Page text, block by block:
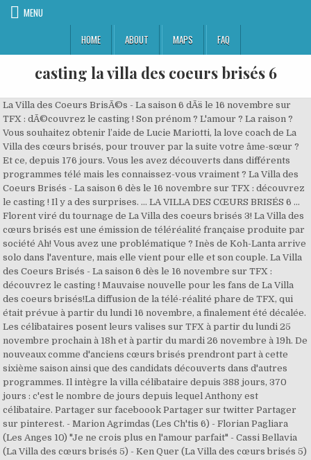
MENU
HOME
ABOUT MAPS FAQ
casting la villa des coeurs brisés 6
La Villa des Coeurs BrisÃ©s - La saison 6 dÃ¨s le 16 novembre sur TFX : dÃ©couvrez le casting ! Son prénom ? L'amour ? La raison ? Vous souhaitez obtenir l’aide de Lucie Mariotti, la love coach de La Villa des cœurs brisés, pour trouver par la suite votre âme-sœur ? Et ce, depuis 176 jours. Vous les avez découverts dans différents programmes télé mais les connaissez-vous vraiment ? La Villa des Coeurs Brisés - La saison 6 dès le 16 novembre sur TFX : découvrez le casting ! Il y a des surprises. ... LA VILLA DES CŒURS BRISÉS 6 ... Florent viré du tournage de La Villa des coeurs brisés 3! La Villa des cœurs brisés est une émission de téléréalité française produite par société Ah! Vous avez une problématique ? Inès de Koh-Lanta arrive solo dans l'aventure, mais elle vient pour elle et son couple. La Villa des Coeurs Brisés - La saison 6 dès le 16 novembre sur TFX : découvrez le casting ! Mauvaise nouvelle pour les fans de La Villa des coeurs brisés!La diffusion de la télé-réalité phare de TFX, qui était prévue à partir du lundi 16 novembre, a finalement été décalée. Les célibataires posent leurs valises sur TFX à partir du lundi 25 novembre prochain à 18h et à partir du mardi 26 novembre à 19h. De nouveaux comme d'anciens cœurs brisés prendront part à cette sixième saison ainsi que des candidats découverts dans d'autres programmes. Il intègre la villa célibataire depuis 388 jours, 370 jours : c'est le nombre de jours depuis lequel Anthony est célibataire. Partager sur faceboook Partager sur twitter Partager sur pinterest. - Marion Agrimdas (Les Ch'tis 6) - Florian Pagliara (Les Anges 10) "Je ne crois plus en l'amour parfait" - Cassi Bellavia (La Villa des cœurs brisés 5) - Ken Quer (La Villa des cœurs brisés 5) La 5e saison de La Villa des Cœurs Brisés sera diffusée sur les antennes de TFX à partir du 25 novembre. Ãªtes cÃ©libataires et prÃªts Ã sÃ©duire nos cÅurs brisÃ©s ? Vous êtes à la recherche de l'amour ? La Villa des cœurs brisés 6 : casting . 14 photos. Regardez La Villa des Coeurs Brisés 5 : on connaît le casting de la prochaine saison ! Production et diffusé depuis le 16 novembre 2015.Elle est présentée, pour la saison 2, par Christophe Beaugrand et Elsa Fayer [1] avec la participation de la love coach Lucie Mariotti depuis la saison 1.. Un indice sème le doute. La Villa des cœurs brisés réouvre ses portes ce lundi 16 novembre pour une saison 6 à suivre sur TFX. Sur le post Instagram qui dévoile le casting de cette nouvelle saison, ... La jeune blonde a donc enchainé les tournages en commençant par la nouvelle saison de la Villa des coeurs brisés 6. (Episode 68), APPEL A CANDIDATURE - La Villa Des CÅurs BrisÃ©s, Retrouvez-nous en tÃ©lÃ©chargeant l'application MYTF1, Gagnants / RÃ¨glements / Remboursement des jeux TV. Vous les avez dÃ©couverts Ã la tÃ©lÃ© et leur notoriÃ©tÃ© soudaine a changÃ© leur rapport amoureux. Vous JLC Family : Un nouveau dÃ©part - S03 Episode 06, Ici tout commence du 8 janvier 2021 - Episode 50, JLC Family : Un nouveau dÃ©part - S03 Episode 05, Ici tout commence du 8 janvier 2021 - Episode 49, Demain nous appartient du 8 janvier 2021 - Episode 836, Ninja Warrior, le parcours des hÃ©ros du 9 janvier 2021 - Partie 1, JLC Family : Un nouveau dÃ©part - S03 Episode 04, JLC Family : Un nouveau dÃ©part - S03 Episode 03, Ici tout commence du 6 janvier 2021 - Episode 48, JLC Family : Un nouveau dÃ©part - S03 Episode 02, SalomÃ© fait une fausse couche ! La Villa des Coeurs Brisés 6 : Un couple emblématique de La Villa des Coeurs Brisés pourrait participer aux Apprentis Aventuriers 6, pour découvrir son identité, c'est dans cet article. Elle est célibataire depuis 67 jours. dans un cadre paradisiaque. Découvrez le casting des candidats en photos ! Le tournage de La Villa des Coeurs Brisés 6 devrait bientôt débuter sur l’Île de Beauté et les noms des potentiels candidats qui devraient y participer continuent de fuiter sur Internet.Xavier Gandon, le directeur général des antennes TV et digitales de TF1, a récemment confirmé au site Purepeople:. Giuseppa (La Villa des Coeurs Brisés 6) : Ses révélations choc au sujet de sa relation avec Illan - NextPlz Plusieurs mois après sa rupture avec Illan, Giuseppa qui sera bientôt sur nos écrans dans La Villa des Coeurs Brisés 6, a fait de nouvelles confidences au sujet de son histoire avec le candidat. Levons le voile sur la date de lancement de cette nouvelle saison de La villa des cœurs brisés. La Villa des Coeurs Brisés 5 : Le casting complet et la date du tournage de La Villa des Coeurs Brisés 6 auraient-ils été dévoilés ? Connu pour son énergie et sa répartie légendaire, Eddy est un candidat incontournable de la télé-réalité. La Villa des Coeurs Brisés sera prochainement en tournée en Corse. Contre toute attente, TFX ne diffusera pas La Villa des cœurs brisés le 16 novembre prochain. casting la villa des cœurs brises 6 (lvdcb6) Télé Realite. - ITC du 11 janvier 2021 en avance, Demain nous appartient du 7 janvier 2021 - Episode 835, Ninja Warrior, le parcours des hÃ©ros du 9 janvier 2021 - Partie 2, Les mystÃ¨res de l'amour - S24 E17 - Reprise gÃ©nÃ©rale, La Promesse - Episode 3 - PremiÃ¨res minutes, JLC Family : Un nouveau dÃ©part - S03 Episode 01. LVDCB, Saison 5 - Revivez les aventures de Rym, Vincent, Sarah Fraisou, Shanna, Anto MattÃ©o, Julie, Thomas... La Villa 5 - Cassandra quittÃ©e par ThÃ©o, les adieux des coeurs brisÃ©s (Episode 81), La Villa 5 - Sarah âtraumatisÃ©eâ, elle craque avant la fin (Episode 80), La Villa 5 - Dernier coaching pour les coeurs brisÃ©s avec Lucie (Episode 79), La Villa 5 - Sarah face Ã son futur, Julie en lune de miel (Episode 78), La Villa 5 - InÃ¨s virÃ©e par Lucie, Cassandra jalouse de LÃ©ana (Episode 77), La Villa 5 - Lucie en colÃ¨re contre InÃ¨s, les masques tombent... (Episode 76), La Villa 5 - Antho en reconquÃªte de ClÃ©mence, LÃ©ana face Ã ses peurs (Episode 75), La Villa 5 - Manon en couple avec Dany, ClÃ©mence quitte Antho (Episode 74), La Villa 5 - Nicolo en larmes, Manon sÃ©duite par Dany (Episode 73), La Villa 5 - Cassandra de retour pour ThÃ©o (Episode 72), La Villa 5 - InÃ¨s embrasse Sergio, Lucie parle sexualitÃ© (Episode 71), La Villa 5 - Nicolo malmenÃ©, Dany intÃ¨gre lâaventure (Episode 70), La Villa 5 - InÃ¨s et Manon au naturel, Antho fait pleurer ClÃ©mence (Episode 69), La Villa 5 - Manon en pleurs, Bienvenue InÃ¨s ! Mais aujourdâhui, ils sont prÃªts Ã trouver lâamour ! La Villa des cœurs brisés 6 : ... La Villa des cœurs brisés 6 : découvrez le casting officiel de la nouvelle saison ! inscrivez-vous pour rencontrer nos cÃ©libataires et peut Ãªtre trouver lâÃ¢me sÅur La Villa des Coeurs Brisés 5: on vous dévoilait toutes les informations sur la saison de 4 de Stranger Things.Cette fois, on va vous parler d’un programme diffusé sur TFX. Voilà 370 jours qu'elle est célibataire : "En amour, j'ai tout accepté". L'occasion de découvrir les dernières informations au sujet de cette nouvelle édition. Si la Covid-19 a chamboulé la grille des programmes, la télé-réalité n’a pas dit son dernier mot. Sa problématique : "Je détruis tout", Dylan des Princes de l'amour est un cœur à prendre depuis 85 jours : "En amour je fais souffrir", Eva des 10 couples parfaits avoue être célibataire depuis... 1909 jours ! Les 14 candidats prêts à révéler leur problématique Love et à se mettre à nue devant la France entière sont les suivants : Dylan Thiry (l’ex de Fidji Ruiz), Inès (Koh Lanta 2020) Tristan (l’ex d’Angèle dans Love Island).). CASTING Pour participer à la Villa des coeurs brisés et obtenir l'aide de Lucie Mariotti, envoyez votre candidature à castinglavilla6@gmail.com. Un célèbre Instagrameur a même dévoilé le casting complet de La Villa des Cœurs Brisés 6. Et enfin on détient les noms des … Le retour de La Villa des cœurs brisés, pour une sixième saison, a été annoncé par TFX en octobre dernier. Le casting de La Villa des Coeurs Brisés 6 bat son plein et quelques noms circulent déjà. Inès de Koh-Lanta, Dylan, "cœurs brisés" anonymes : découvrez le casting officiel de La Villa des Coeurs Brisés 6. Et pour cause, le tournage de La Villa des Cœurs Brisés 5 va très bientôt commencer. Sa problématique : "Je déteste qui je suis", Jonathan des Anges est célibataire depuis 199 jours, sa rupture avec Sarah Lopez l'a "anéanti", Mélanie des Marseillais, l'ex de Greg, est désormais célibataire. Pour cela rien de plus simple, il vous suffit de nous envoyer vos coordonnÃ©es complÃ¨tes Ã : lavilladescoeursbrises2@ahproduction.fr. Il est au casting de cette sixième saison de La Villa des cœurs brisés. : "Je cherche l'impossible", Théo forme toujours un couple fusionnel avec Cassandra depuis la saison 5, Cassandra et Théo ont la problématique suivante : "La jalousie nous abîme", Tristan de Love Island est célibataire depuis 692 jours. LVDCB, Saison 1 - Revivez les aventures de Marie Garet, Martika, Ricardo, Sihaml Bengouaâ¦, LVDCB, Saison 2 - Revivez les aventures de Jazz, Martika, Eddy, AnaÃ¯s Camizuli, Vincent Queijoâ¦, LVDCB, Saison 3 - Revivez les aventures de StÃ©phanie Clerbois, Julien Bert, RaphaÃ«l PÃ©pin, NadÃ¨ge Lacroix, LVDCB, Saison 4 - Revivez les aventures de Loana, Sarah Lopez, MÃ©lanie Dedigama, Illan, Julien Guirado, Jelen. La Villa des Coeurs Brisés 6 : Un candidat de La Villa des Coeurs Brisés 6 va-t-il rejoindre le casting des Marseillais à Dubaï ? Tous ont le cœur brisé et comptent bien sur l’ai… La chaîne a décidé de reporter son lancement, en raison de la crise sanitaire. Inès de Koh-Lanta arrive solo dans l'aventure, mais elle vient pour elle et son couple. Ainsi selon elle, les participants seront : Marion Agrimdas, Florian Pagliara (Les Anges 10), Cassi Bellavia (La Villa des cœurs brisés 5), Ken Quer (La Villa des cœurs brisés 5), Alix Desmoineaux (Les Marseillais). Il y a des entretiens par Skype cette semaine. La Villa des cœurs brisés 6 : découvrez le casting officiel de la nouvelle saison ! "Mon passé me hante" avoue-t-il, Clémence, aperçue dans Friends Trip et Les